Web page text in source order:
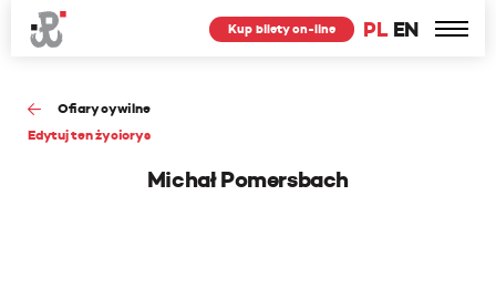
PL EN
Kup bilety on-line
Ofiary cywilne
Edytuj ten życiorys
Michał Pomersbach